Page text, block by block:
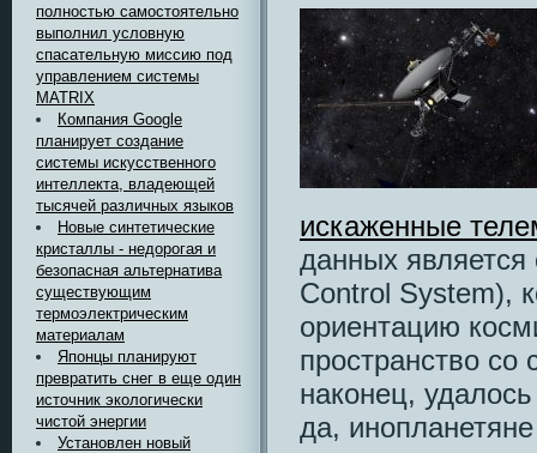
полностью самостоятельно
выполнил условную
спасательную миссию под
управлением системы
MATRIX
Компания Google
планирует создание
системы искусственного
интеллекта, владеющей
тысячей различных языков
Новые синтетические
кристаллы - недорогая и
безопасная альтернатива
существующим
термоэлектрическим
материалам
Японцы планируют
превратить снег в еще один
источник экологически
чистой энергии
Установлен новый
искаженные
данных
Control System),
ориентацию
пространство
наконец,
да,